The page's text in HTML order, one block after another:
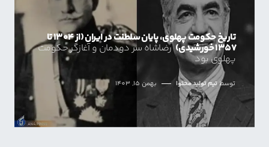
تاریخ حکومت پهلوی، پایان سلطنت در ایران (از ۱۳۰۴ تا
۱۳۵۷ خورشیدی) رضاشاه سر دودمان و آغازگر حکومت
پهلوی بود
توسطتیم تولید محتوا بهمن 15, 1403